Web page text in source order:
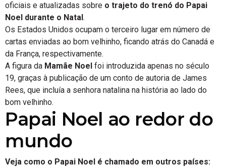
oficiais e atualizadas sobre o trajeto do trenó do Papai
Noel durante o Natal.
Os Estados Unidos ocupam o terceiro lugar em número de
cartas enviadas ao bom velhinho, ficando atrás do Canadá e
da França, respectivamente.
A figura da Mamãe Noel foi introduzida apenas no século
19, graças à publicação de um conto de autoria de James
Rees, que incluía a senhora natalina na história ao lado do
bom velhinho.
Papai Noel ao redor do
mundo
Veja como o Papai Noel é chamado em outros países: